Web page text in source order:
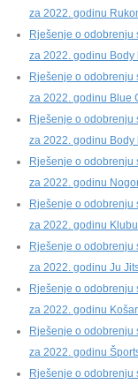
za 2022. godinu
Rješenje o odobrenju
za 2022. godinu
Rješenje o odobrenju
za 2022. godinu Blue
Rješenje o odobrenju
za 2022. godinu
Rješenje o odobrenju
za 2022. godinu
Rješenje o odobrenju
za 2022. godinu
Rješenje o odobrenju
za 2022. godinu Ju
Rješenje o odobrenju
za 2022. godinu
Rješenje o odobrenju
za 2022. godinu
Rješenje o odobrenju